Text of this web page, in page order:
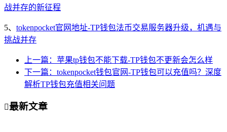
战并存的新征程
5、 tokenpocket官网地址-TP钱包法币交易服务器升级，机遇与
挑战并存
上一篇：苹果tp钱包不能下载-TP钱包不更新会怎么样
下一篇：tokenpocket钱包官网-TP钱包可以充值吗？深度
解析TP钱包充值相关问题
最新文章